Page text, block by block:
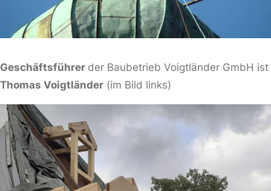
Geschäftsführer der Baubetrieb Voigtländer GmbH ist
Thomas Voigtländer (im Bild links)